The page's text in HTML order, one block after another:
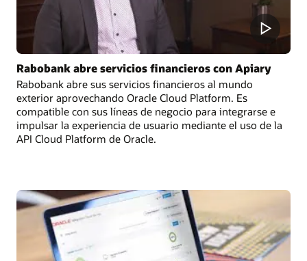
Rabobank abre servicios financieros con Apiary
Rabobank abre sus servicios financieros al mundo
exterior aprovechando Oracle Cloud Platform. Es
compatible con sus líneas de negocio para integrarse e
impulsar la experiencia de usuario mediante el uso de la
API Cloud Platform de Oracle.